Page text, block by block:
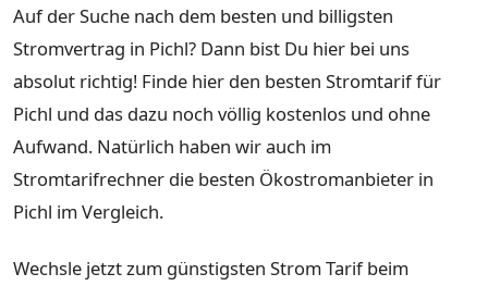
Auf der Suche nach dem besten und billigsten
Stromvertrag in Pichl? Dann bist Du hier bei uns
absolut richtig! Finde hier den besten Stromtarif für
Pichl und das dazu noch völlig kostenlos und ohne
Aufwand. Natürlich haben wir auch im
Stromtarifrechner die besten Ökostromanbieter in
Pichl im Vergleich.
Wechsle jetzt zum günstigsten Strom Tarif beim